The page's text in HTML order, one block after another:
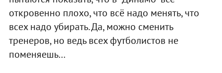
откровенно плохо, что всё надо менять, что
всех надо убирать. Да, можно сменить
тренеров, но ведь всех футболистов не
поменяешь...